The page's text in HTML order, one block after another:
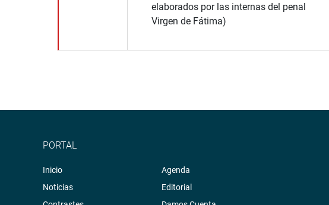
elaborados por las internas del penal
Virgen de Fátima)
PORTAL
Inicio
Noticias
Agenda
Editorial